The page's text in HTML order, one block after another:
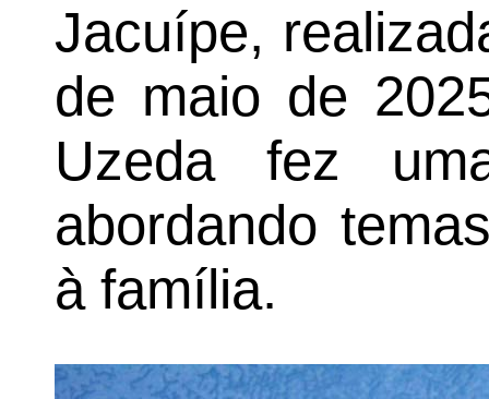
Jacuípe,
de maio de
Uzeda fez
abordando
à família.